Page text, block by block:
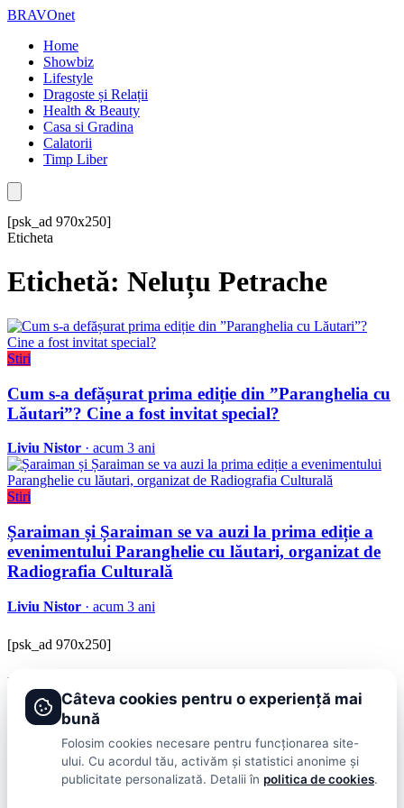
BRAVOnet
Home
Showbiz
Lifestyle
Dragoste și Relații
Health & Beauty
Casa si Gradina
Calatorii
Timp Liber
[psk_ad 970x250]
Eticheta
Etichetă: Neluțu Petrache
Stiri
Cum s-a defășurat prima ediție din ”Paranghelia cu
Lăutari”? Cine a fost invitat special?
Liviu Nistor · acum 3 ani
Stiri
Șaraiman și Șaraiman se va auzi la prima ediție a
evenimentului Paranghelie cu lăutari, organizat de
Radiografia Culturală
Liviu Nistor · acum 3 ani
[psk_ad 970x250]
BRAVOnet
Showbiz, vedete si tot ce misca in lumea mondena
ShowbizPublicitateLifestyleHealth & BeautyCasa si Gradina
Câteva cookies pentru o experiență mai
bună
Folosim cookies necesare pentru funcționarea site-
ului. Cu acordul tău, activăm și statistici anonime și
publicitate personalizată. Detalii în politica de cookies.